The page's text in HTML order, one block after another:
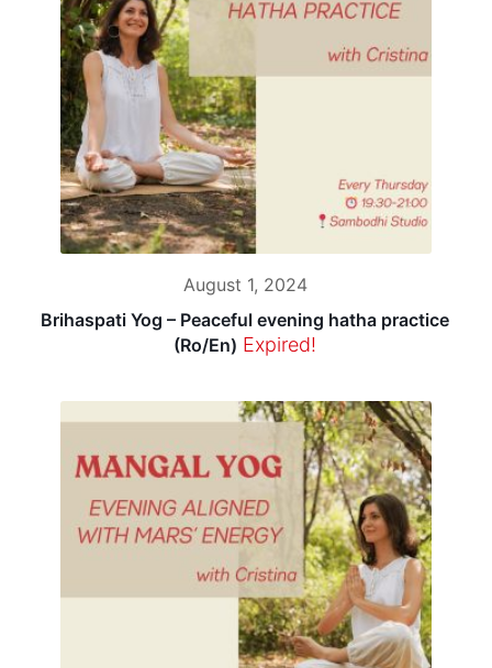
August 1, 2024
Brihaspati Yog – Peaceful evening hatha practice
(Ro/En) Expired!